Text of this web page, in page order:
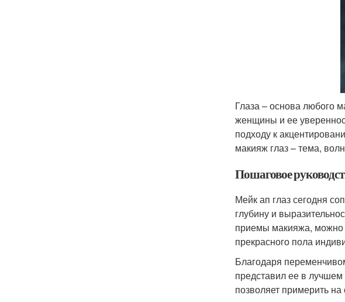
Глаза – основа любого
женщины и ее
подходу к
макияж глаз – тема,
Пошаговое
Мейк ап глаз сегодня
глубину и
приемы макияжа, можно
прекрасного пола
Благодаря
представил ее в лучшем
позволяет примерить